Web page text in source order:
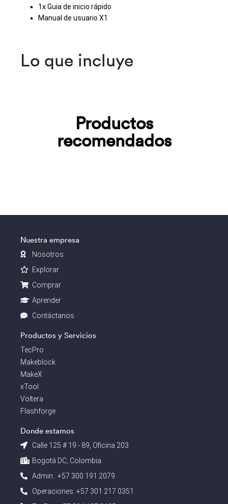
1x Guia de inicio rápido
Manual de usuario X1
Lo que incluye
Productos
recomendados
Nuestra empresa
Nosotros
Explorar
Comprar
Aprender
Contáctanos
Productos y Servicios
TecPro
Makeblock
MakeX
xTool
Voltera
Flashforge
Donde estamos
Calle 125 # 19 - 89, Oficina 203
Bogotá DC, Colombia
Admin.: +57 300 191 2079
Operaciones: +57 301 217 0351